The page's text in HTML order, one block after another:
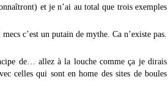
et je n’ai au total que trois exemples
c’est un putain de mythe. Ca n’existe pas.
de… allez à la louche comme ça je dirais
celles qui sont en home des sites de boules